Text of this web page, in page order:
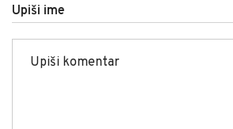
Upiši ime